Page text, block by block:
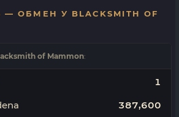
ОБМЕН У BLACKSMITH OF
of Mammon:
1
387,600